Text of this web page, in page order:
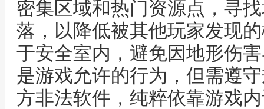
密集区域和热门资源点，寻
落，以降低被其他玩家发现
于安全室内，避免因地形伤
是游戏允许的行为，但需遵
方非法软件，纯粹依靠游戏